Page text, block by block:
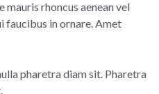
mauris rhoncus aenean vel
faucibus in ornare. Amet
pharetra diam sit. Pharetra